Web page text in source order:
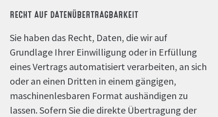
RECHT AUF DATENÜBERTRAGBARKEIT
Sie haben das Recht, Daten, die wir auf
Grundlage Ihrer Einwilligung oder in Erfüllung
eines Vertrags automatisiert verarbeiten, an sich
oder an einen Dritten in einem gängigen,
maschinenlesbaren Format aushändigen zu
lassen. Sofern Sie die direkte Übertragung der